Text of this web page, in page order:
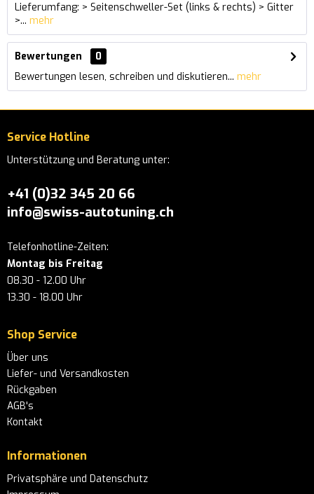
Lieferumfang: > Seitenschweller-Set (links & rechts) > Gitter
>... mehr
Bewertungen
0
Bewertungen lesen, schreiben und diskutieren... mehr
Service Hotline
Unterstützung und Beratung unter:
+41 (0)32 345 20 66
info@swiss-autotuning.ch
Telefonhotline-Zeiten:
Montag bis Freitag
08.30 - 12.00 Uhr
13.30 - 18.00 Uhr
Shop Service
Über uns
Liefer- und Versandkosten
Rückgaben
AGB's
Kontakt
Informationen
Privatsphäre und Datenschutz